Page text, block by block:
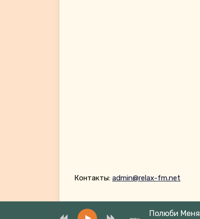
Контакты: admin@relax-fm.net
Полюби Меня